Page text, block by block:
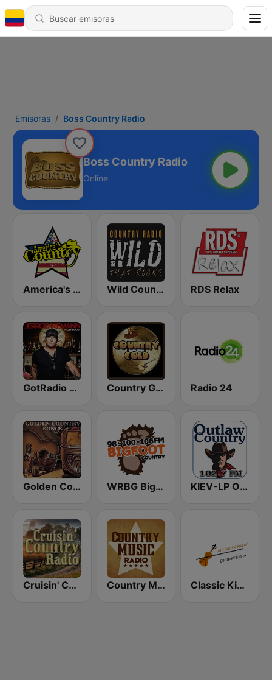
Emisoras Boss Country Radio
Boss Country Radio
Online
America's Country Wild Country Music Radio RDS Relax
GotRadio - Today's Country Country Gold Radio Radio 24
Golden Country Songs WRBG Bigfoot Country FM KIEV-LP Outlaw Country Radio
Cruisin' Country Radio Country Music Radio - Country Love Classic Kickin' Country Radio